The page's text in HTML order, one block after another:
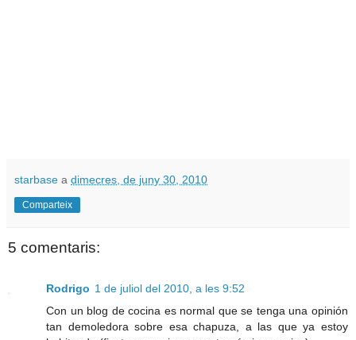
starbase a dimecres, de juny 30, 2010
Comparteix
5 comentaris:
Rodrigo 1 de juliol del 2010, a les 9:52
Con un blog de cocina es normal que se tenga una opinión
tan demoledora sobre esa chapuza, a las que ya estoy